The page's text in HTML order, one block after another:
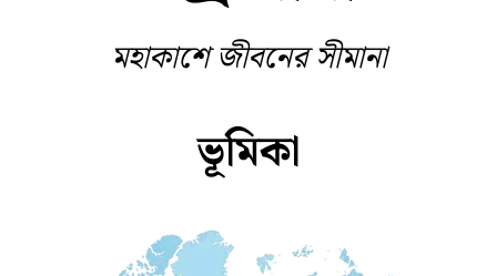
মহাকাশে জীবনের সীমানা
ভূমিকা